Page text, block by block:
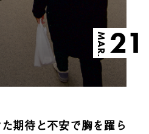
MAR. 21
期待と不安で胸を躍ら